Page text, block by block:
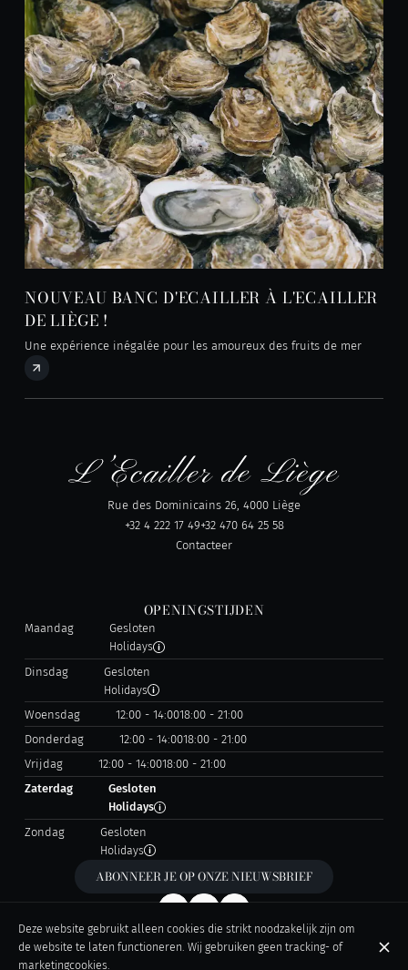
NOUVEAU BANC D'ECAILLER À L'ECAILLER
DE LIÈGE !
Une expérience inégalée pour les amoureux des fruits de mer
Rue des Dominicains 26, 4000 Liège
+32 4 222 17 49+32 470 64 25 58
Contacteer
OPENINGSTIJDEN
Maandag
Gesloten
Holidays
Dinsdag
Gesloten
Holidays
Woensdag
12:00 - 14:0018:00 - 21:00
Donderdag
12:00 - 14:0018:00 - 21:00
Vrijdag
12:00 - 14:0018:00 - 21:00
Zaterdag
Gesloten
Holidays
Zondag
Gesloten
Holidays
ABONNEER JE OP ONZE NIEUWSBRIEF
Deze website gebruikt alleen cookies die strikt noodzakelijk zijn om
de website te laten functioneren. Wij gebruiken geen tracking- of
marketingcookies.